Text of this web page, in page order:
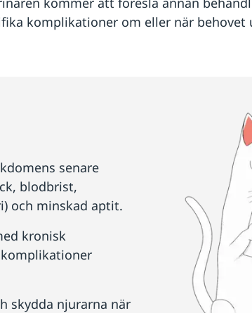
komplikationer om eller när behovet
senare
blodbrist,
och minskad aptit.
kronisk
skydda njurarna när